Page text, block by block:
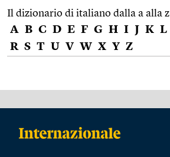
Il dizionario di italiano dalla a alla z
A B C D E F G H I J K L
R S T U V W X Y Z